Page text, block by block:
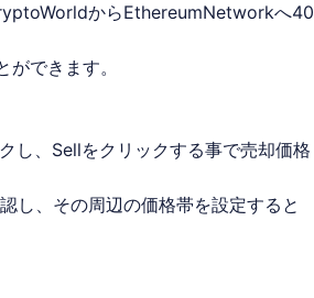
からEthereumNetworkへ40
できます。
し、Sellをクリックする事で売却価格
し、その周辺の価格帯を設定すると